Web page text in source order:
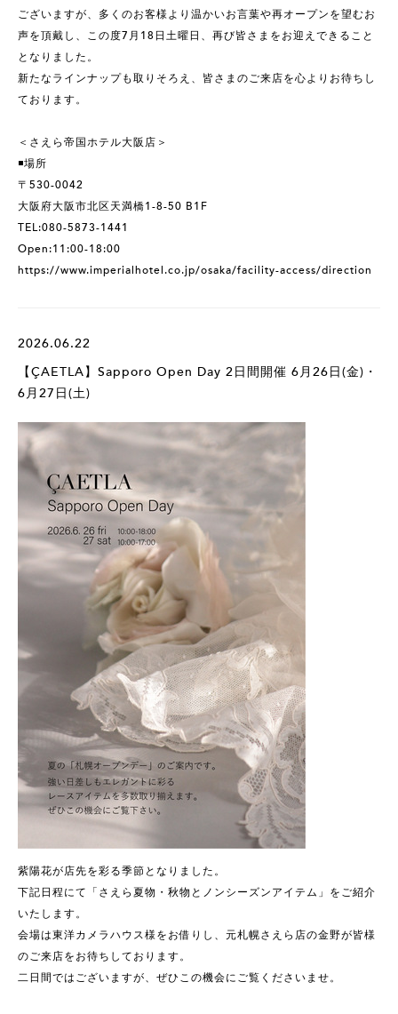
ございますが、多くのお客様より温かいお言葉や再オープンを望むお
声を頂戴し、この度7月18日土曜日、再び皆さまをお迎えできること
となりました。
新たなラインナップも取りそろえ、皆さまのご来店を心よりお待ちし
ております。
＜さえら帝国ホテル大阪店＞
◾️場所
〒530-0042
大阪府大阪市北区天満橋1-8-50 B1F
TEL:080-5873-1441
Open:11:00-18:00
https://www.imperialhotel.co.jp/osaka/facility-access/direction
2026.06.22
【ÇAETLA】Sapporo Open Day 2日間開催 6月26日(金)・
6月27日(土)
紫陽花が店先を彩る季節となりました。
下記日程にて「さえら夏物・秋物とノンシーズンアイテム」をご紹介
いたします。
会場は東洋カメラハウス様をお借りし、元札幌さえら店の金野が皆様
のご来店をお待ちしております。
二日間ではございますが、ぜひこの機会にご覧くださいませ。